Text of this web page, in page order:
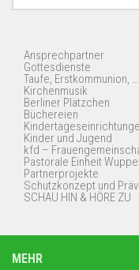
nach:
Ansprechpartner
Gottesdienste
Taufe, Erstkommunion, …
Kirchenmusik
Berliner Plätzchen
Büchereien
Kinder und Jugend
kfd –
Pastorale Einheit
Partnerprojekte
Schutzkonzept und
SCHAU HIN & HÖRE ZU
MEHR